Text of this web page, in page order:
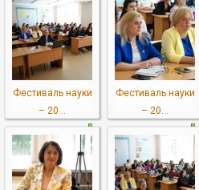
Фестиваль науки
– 20...
Фестиваль науки
– 20...